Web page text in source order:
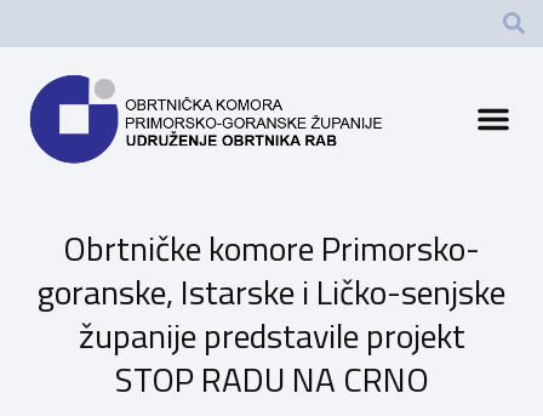
Obrtničke komore Primorsko-
goranske, Istarske i Ličko-senjske
županije predstavile projekt
STOP RADU NA CRNO